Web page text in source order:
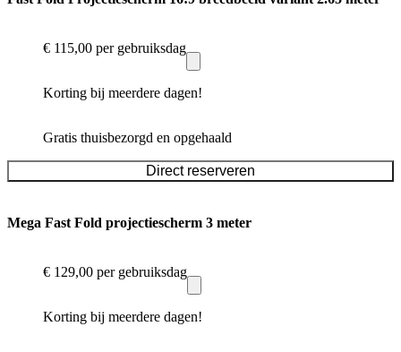
€ 115,00 per gebruiksdag
Korting bij meerdere dagen!
Gratis thuisbezorgd en opgehaald
Direct reserveren
Mega Fast Fold projectiescherm 3 meter
€ 129,00 per gebruiksdag
Korting bij meerdere dagen!